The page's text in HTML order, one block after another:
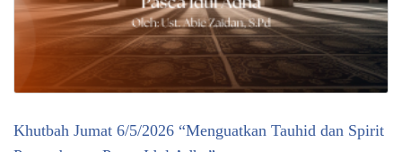
Khutbah Jumat 6/5/2026 “Menguatkan Tauhid dan Spirit